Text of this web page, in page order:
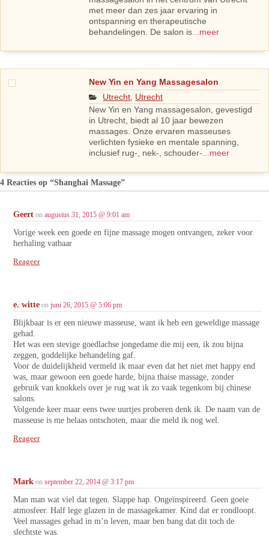
met meer dan zes jaar ervaring in
ontspanning en therapeutische
behandelingen. De salon is ...meer
New Yin en Yang Massagesalon
Utrecht Utrecht
New Yin en Yang massagesalon, gevestigd
in Utrecht, biedt al 10 jaar bewezen
massages. Onze ervaren masseuses
verlichten fysieke en mentale spanning,
inclusief rug-, nek-, schouder- ...meer
4 Reacties op “Shanghai Massage”
Geert on augustus 31, 2015 @ 9:01 am
Vorige week een goede en fijne massage mogen ontvangen, zeker voor
herhaling vatbaar
Reageer
e. witte on juni 26, 2015 @ 5:06 pm
Blijkbaar is er een nieuwe masseuse, want ik heb een geweldige massage
gehad.
Het was een stevige goedlachse jongedame die mij een, ik zou bijna
zeggen, goddelijke behandeling gaf.
Voor de duidelijkheid vermeld ik maar even dat het niet met happy end
was, maar gewoon een goede harde, bijna thaise massage, zonder
gebruik van knokkels over je rug wat ik zo vaak tegenkom bij chinese
salons.
Volgende keer maar eens twee uurtjes proberen denk ik. De naam van de
masseuse is me helaas ontschoten, maar die meld ik nog wel.
Reageer
Mark on september 22, 2014 @ 3:17 pm
Man man wat viel dat tegen. Slappe hap. Ongeïnspireerd. Geen goeie
atmosfeer. Half lege glazen in de massagekamer. Kind dat er rondloopt.
Veel massages gehad in m’n leven, maar ben bang dat dit toch de
slechtste was.